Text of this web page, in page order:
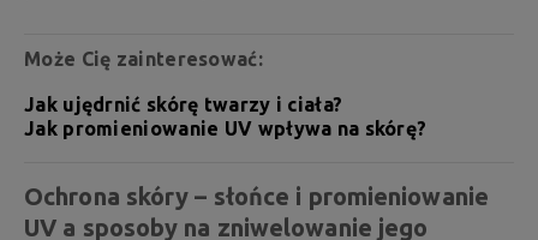
Może Cię zainteresować:
Jak ujędrnić skórę twarzy i ciała?
Jak promieniowanie UV wpływa na skórę?
Ochrona skóry – słońce i promieniowanie
UV a sposoby na zniwelowanie jego